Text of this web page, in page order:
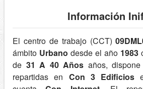
Información
El centro de trabajo (CCT)
ámbito Urbano desde el año 1983
de 31 A 40 Años años,
repartidas en Con 3 Edificios